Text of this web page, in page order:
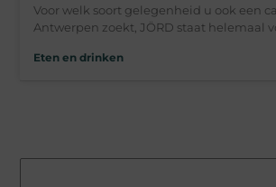
Voor welk soort gelegenheid u ook een
Antwerpen zoekt, JÖRD staat helemaal
Eten en drinken